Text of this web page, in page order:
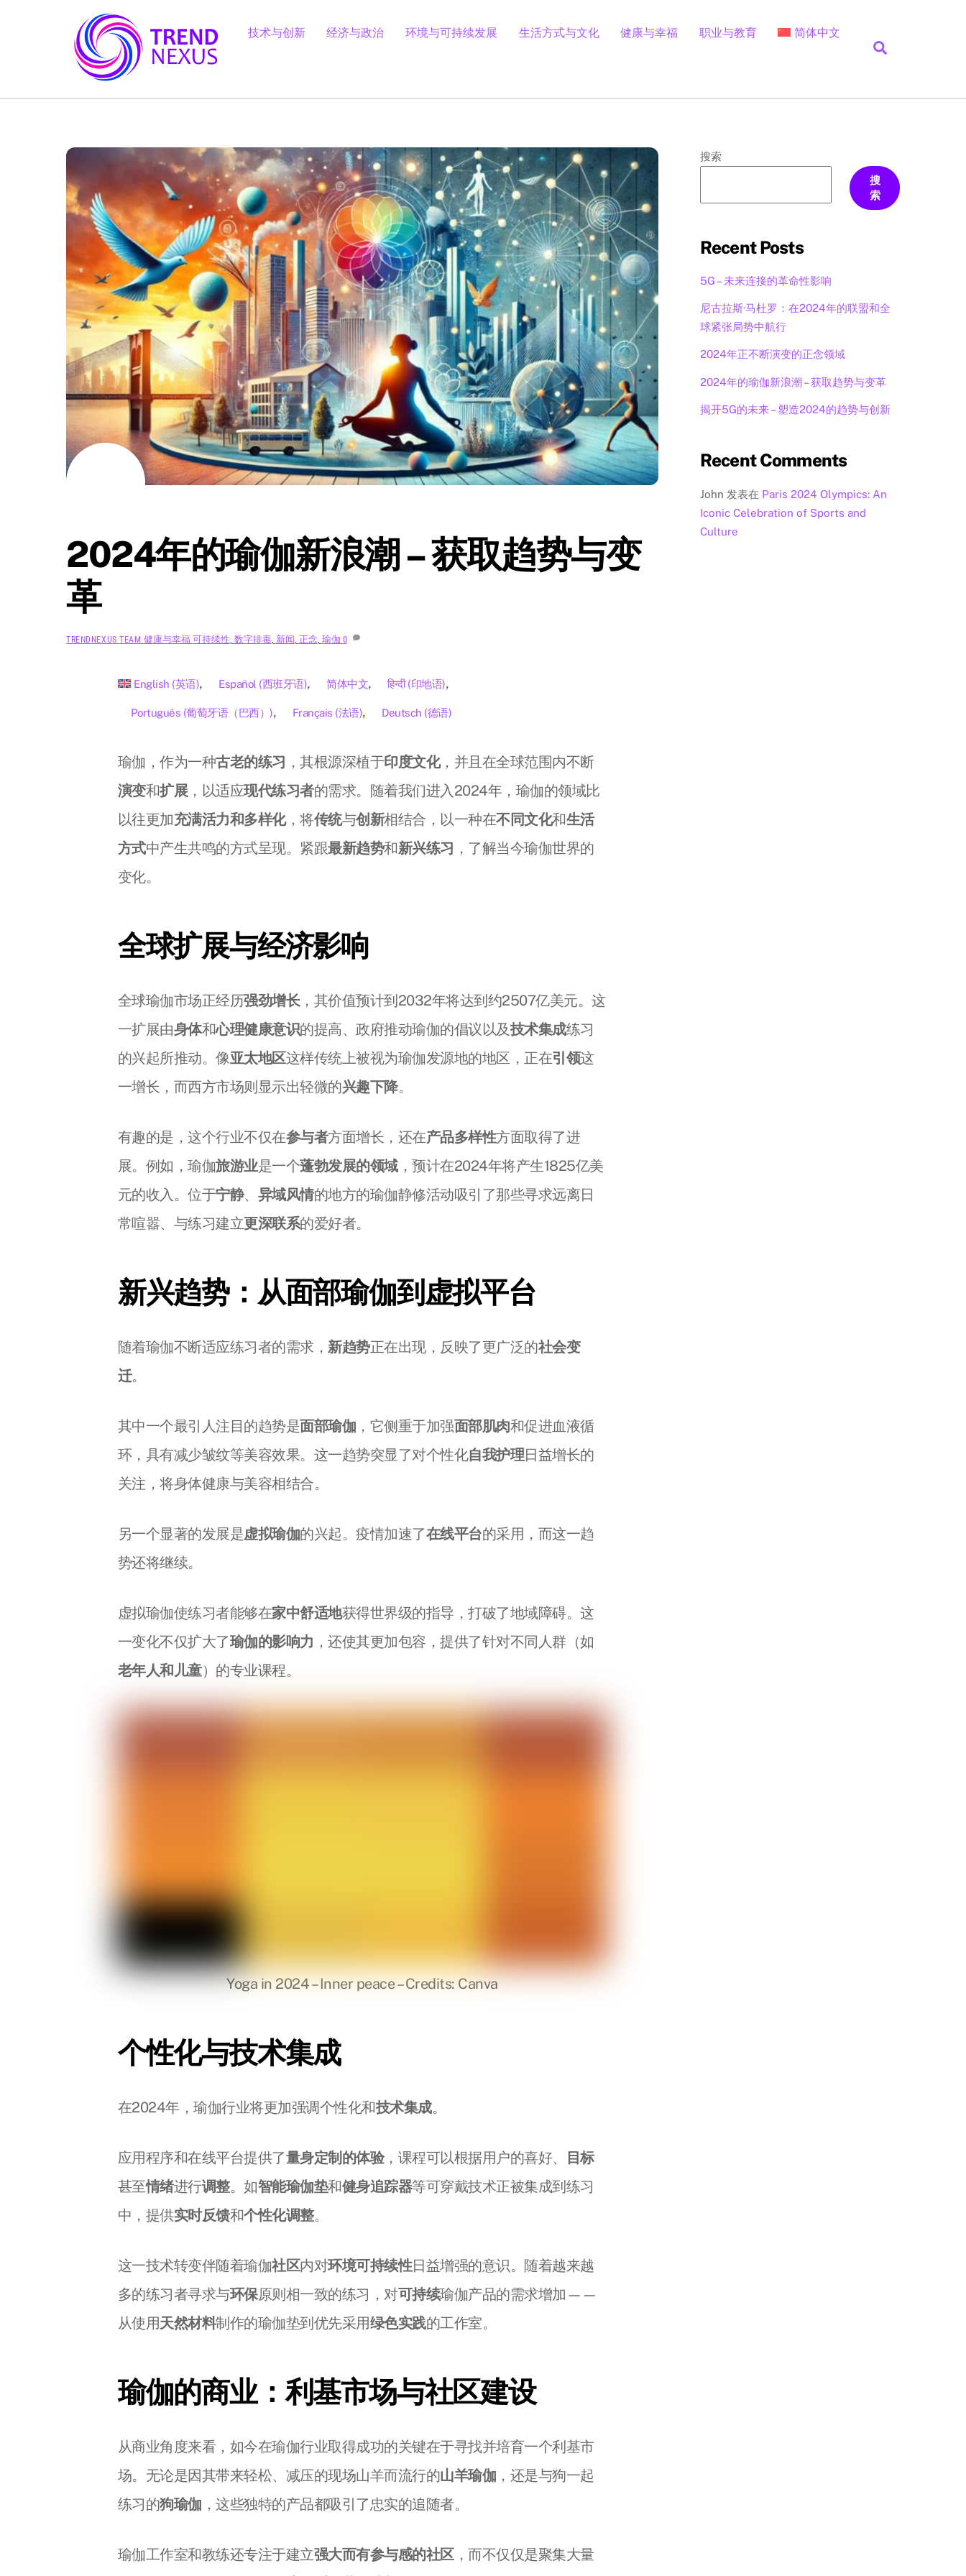
技术与创新 经济与政治 环境与可持续发展 生活方式与文化 健康与幸福 职业与教育 简体中文
2024年的瑜伽新浪潮 – 获取趋势与变
革
TRENDNEXUS TEAM 健康与幸福 可持续性, 数字排毒, 新闻, 正念, 瑜伽 0
English (英语) Español (西班牙语) 简体中文 हिन्दी(印地语)
Português (葡萄牙语（巴西）) Français (法语) Deutsch (德语)
瑜伽，作为一种古老的练习 ，其根源深植于印度文化，并且在全球范围内不断
演变和扩展，以适应现代练习者的需求。随着我们进入2024年，瑜伽的领域比
以往更加充满活力和多样化，将传统与创新相结合，以一种在不同文化和生活
方式中产生共鸣的方式呈现。紧跟最新趋势和新兴练习 ，了解当今瑜伽世界的
变化。
全球扩展与经济影响
全球瑜伽市场正经历强劲增长，其价值预计到2032年将达到约2507亿美元。这
一扩展由身体和心理健康意识的提高、政府推动瑜伽的倡议以及技术集成练习
的兴起所推动。像亚太地区这样传统上被视为瑜伽发源地的地区，正在引领这
一增长，而西方市场则显示出轻微的兴趣下降。
有趣的是，这个行业不仅在参与者方面增长，还在产品多样性方面取得了进
展。例如，瑜伽旅游业是一个蓬勃发展的领域，预计在2024年将产生1825亿美
元的收入。位于宁静、 异域风情的地方的瑜伽静修活动吸引了那些寻求远离日
常喧嚣、与练习建立更深联系的爱好者。
新兴趋势：从面部瑜伽到虚拟平台
随着瑜伽不断适应练习者的需求，新趋势正在出现，反映了更广泛的社会变
迁。
其中一个最引人注目的趋势是面部瑜伽 ，它侧重于加强面部肌肉和促进血液循
环，具有减少皱纹等美容效果。这一趋势突显了对个性化自我护理日益增长的
关注，将身体健康与美容相结合。
另一个显著的发展是虚拟瑜伽的兴起。疫情加速了在线平台的采用，而这一趋
势还将继续。
虚拟瑜伽使练习者能够在家中舒适地获得世界级的指导，打破了地域障碍。这
一变化不仅扩大了瑜伽的影响力 ，还使其更加包容，提供了针对不同人群（如
老年人和儿童）的专业课程。
Yoga in 2024 – Inner peace – Credits: Canva
个性化与技术集成
在2024年，瑜伽行业将更加强调个性化和技术集成。
应用程序和在线平台提供了量身定制的体验，课程可以根据用户的喜好、
目标
甚至情绪进行调整。如智能瑜伽垫和健身追踪器等可穿戴技术正被集成到练习
中，提供实时反馈和个性化调整。
这一技术转变伴随着瑜伽社区内对环境可持续性日益增强的意识。随着越来越
多的练习者寻求与环保原则相一致的练习，对可持续瑜伽产品的需求增加——
从使用天然材料制作的瑜伽垫到优先采用绿色实践的工作室。
瑜伽的商业：利基市场与社区建设
从商业角度来看，如今在瑜伽行业取得成功的关键在于寻找并培育一个利基市
场。无论是因其带来轻松、减压的现场山羊而流行的山羊瑜伽 ，还是与狗一起
练习的狗瑜伽 ，这些独特的产品都吸引了忠实的追随者。
瑜伽工作室和教练还专注于建立强大而有参与感的社区，而不仅仅是聚集大量
搜索
搜
索
Recent Posts
5G – 未来连接的革命性影响
尼古拉斯·马杜罗：在2024年的联盟和全
球紧张局势中航行
2024年正不断演变的正念领域
2024年的瑜伽新浪潮 – 获取趋势与变革
揭开5G的未来 – 塑造2024的趋势与创新
Recent Comments
John 发表在 Paris 2024 Olympics: An
Iconic Celebration of Sports and
Culture